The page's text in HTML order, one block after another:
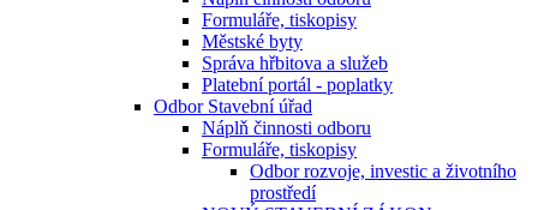
Formuláře, tiskopisy
Městské byty
Správa hřbitova a služeb
Platební portál - poplatky
Odbor Stavební úřad
Náplň činnosti odboru
Formuláře, tiskopisy
Odbor rozvoje, investic a životního
prostředí